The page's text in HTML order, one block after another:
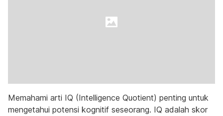
Memahami arti IQ (Intelligence Quotient) penting untuk
mengetahui potensi kognitif seseorang. IQ adalah skor